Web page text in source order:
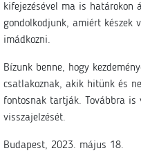
kifejezésével ma is határokon
gondolkodjunk, amiért készek
imádkozni.
Bízunk benne, hogy
csatlakoznak, akik hitünk és
fontosnak tartják. Továbbra is
visszajelzését.
Budapest, 2023. május 18.